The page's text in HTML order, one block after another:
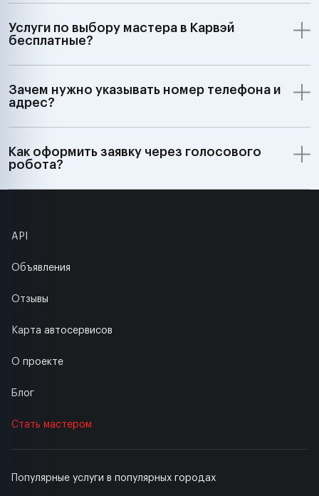
Услуги по выбору мастера в Карвэй
бесплатные?
Зачем нужно указывать номер телефона и
адрес?
Как оформить заявку через голосового
робота?
Популярные услуги в популярных городах
API
Объявления
Отзывы
Карта автосервисов
О проекте
Блог
Стать мастером